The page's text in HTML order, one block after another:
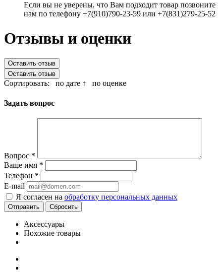
Если вы не уверены, что Вам подходит товар позвоните
нам по телефону +7(910)790-23-59 или +7(831)279-25-52
Отзывы и оценки
Оставить отзыв
Оставить отзыв
Сортировать: по дате ↑ по оценке
Задать вопрос
Вопрос *
Ваше имя *
Телефон *
E-mail
Я согласен на обработку персональных данных
Сбросить
Аксессуары
Похожие товары